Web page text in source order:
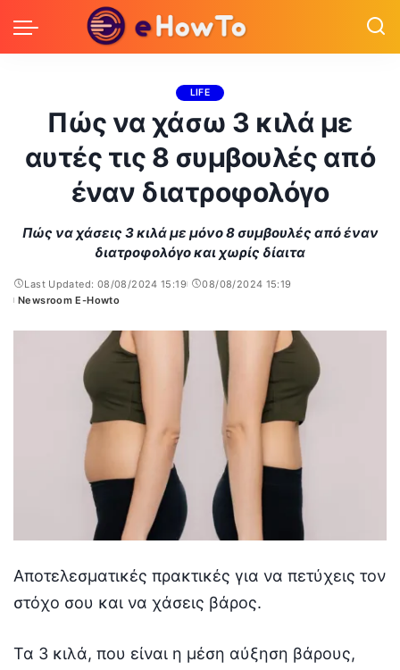
LIFE
Πώς να χάσω 3 κιλά με
αυτές τις 8 συμβουλές από
έναν διατροφολόγο
Πώς να χάσεις 3 κιλά με μόνο 8 συμβουλές από έναν
διατροφολόγο και χωρίς δίαιτα
Last Updated: 08/08/2024 15:19
08/08/2024 15:19
Posted
Newsroom E-Howto
Αποτελεσματικές πρακτικές για να πετύχεις τον
στόχο σου και να χάσεις βάρος.
Τα 3 κιλά, που είναι η μέση αύξηση βάρους,